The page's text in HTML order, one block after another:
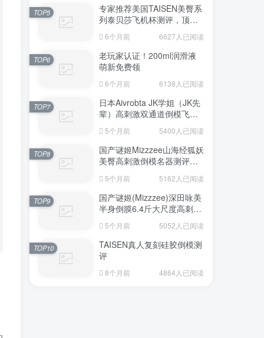
专家推荐美国TAISEN美臀系
列泰贝莎飞机杯测评，顶级
品质带来极致享受!
6个月前 6627人已阅读
TOP5
老玩家认证！200ml润滑液
萌新免费领
6个月前 6138人已阅读
TOP6
日本Aivrobta JK学姐（JK先
辈）高刺激双通道倒模飞机
杯深度测评报告
5个月前 5400人已阅读
TOP7
国产谜姬Mizzzee山海经狐妖
美臀高刺激倒模名器测评报
5个月前 5162人已阅读
TOP8
国产谜姬(Mizzzee)深田咏美
半身倒膜6.4斤大尺度高刺激
5个月前 5052人已阅读
TOP9
TAISEN真人复刻硅胶倒模测
评
8个月前 4864人已阅读
TOP10